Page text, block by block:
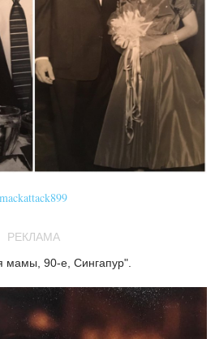
mackattack899
РЕКЛАМА
мамы, 90-е, Сингапур".